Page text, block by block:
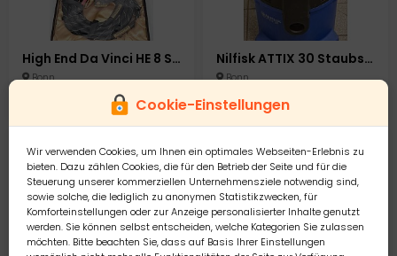
Cookie-Einstellungen
Wir verwenden Cookies, um Ihnen ein optimales Webseiten-Erlebnis zu
bieten. Dazu zählen Cookies, die für den Betrieb der Seite und für die
Steuerung unserer kommerziellen Unternehmensziele notwendig sind,
sowie solche, die lediglich zu anonymen Statistikzwecken, für
Komforteinstellungen oder zur Anzeige personalisierter Inhalte genutzt
werden. Sie können selbst entscheiden, welche Kategorien Sie zulassen
möchten. Bitte beachten Sie, dass auf Basis Ihrer Einstellungen
High End Da Vinci HE 8 SP Lautsprecherkabel Lautsprecher Speaker Kabel Verstärker
Bonn
Nilfisk ATTIX 30 Staubsauger Industrie Gewerbesauger
Bonn
179,00 €